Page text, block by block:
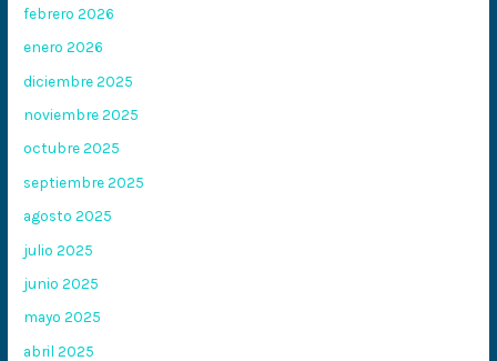
febrero 2026
enero 2026
diciembre 2025
noviembre 2025
octubre 2025
septiembre 2025
agosto 2025
julio 2025
junio 2025
mayo 2025
abril 2025